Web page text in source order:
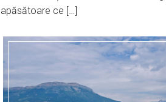
apăsătoare ce […]